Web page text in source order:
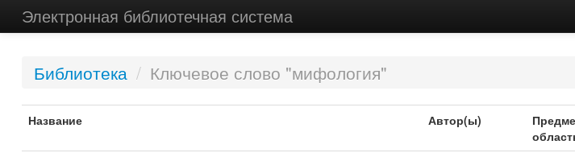
Электронная библиотечная система
Библиотека / Ключевое слово "мифология"
Название Автор(ы)